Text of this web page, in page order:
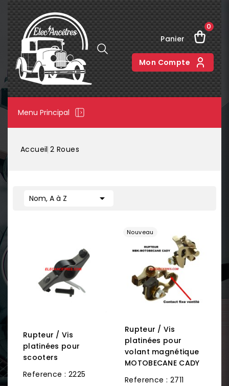
Panier
0
Mon Compte
Menu Principal
Accueil 2 Roues
Nom, A à Z 
Rupteur / Vis
platinées pour
scooters
Reference : 2225
Nouveau
Rupteur / Vis
platinées pour
volant magnétique
MOTOBECANE CADY
Reference : 2711